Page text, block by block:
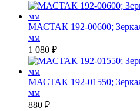
МАСТАК 192-00600;
мм
1 080 ₽
МАСТАК 192-01550;
мм
880 ₽